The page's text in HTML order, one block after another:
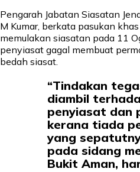
Pengarah Jabatan Siasatan
M Kumar, berkata pasukan
memulakan siasatan pada 11
penyiasat gagal membuat
bedah siasat.
“Tindakan
diambil
penyiasat dan
kerana tiada
yang
pada sidang
Bukit Aman,